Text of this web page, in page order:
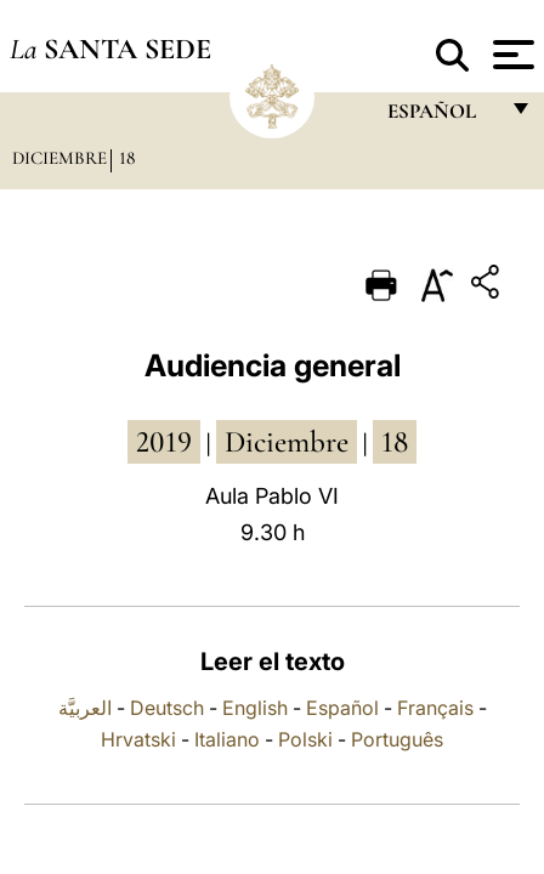
La SANTA SEDE
ESPAÑOL
PORTUGUÊS
ESPAÑOL
POLSKI
DICIEMBRE 18
Audiencia general
2019 Diciembre 18
Aula Pablo VI
9.30 h
Leer el texto
العربيَّة - Deutsch- English- Español - Français-
Hrvatski - Italiano - Polski - Português